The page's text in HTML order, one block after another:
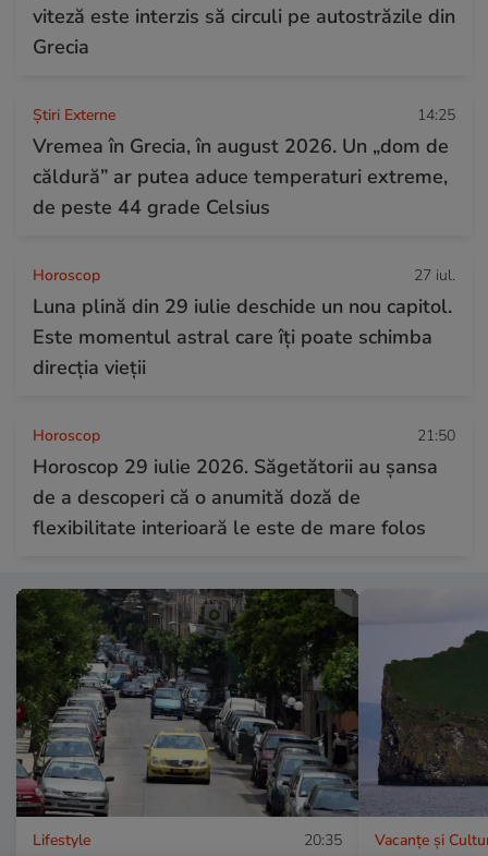
viteză este interzis să circuli pe autostrăzile din
Grecia
Știri Externe 14:25
Vremea în Grecia, în august 2026. Un „dom de
căldură” ar putea aduce temperaturi extreme,
de peste 44 grade Celsius
Horoscop 27 iul.
Luna plină din 29 iulie deschide un nou capitol.
Este momentul astral care îți poate schimba
direcția vieții
Horoscop 21:50
Horoscop 29 iulie 2026. Săgetătorii au șansa
de a descoperi că o anumită doză de
flexibilitate interioară le este de mare folos
Lifestyle 20:35 Vacanțe și